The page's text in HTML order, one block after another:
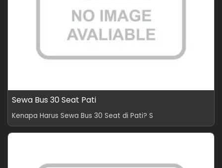
Sewa Bus 30 Seat Pati
Kenapa Harus Sewa Bus 30 Seat di Pati? S